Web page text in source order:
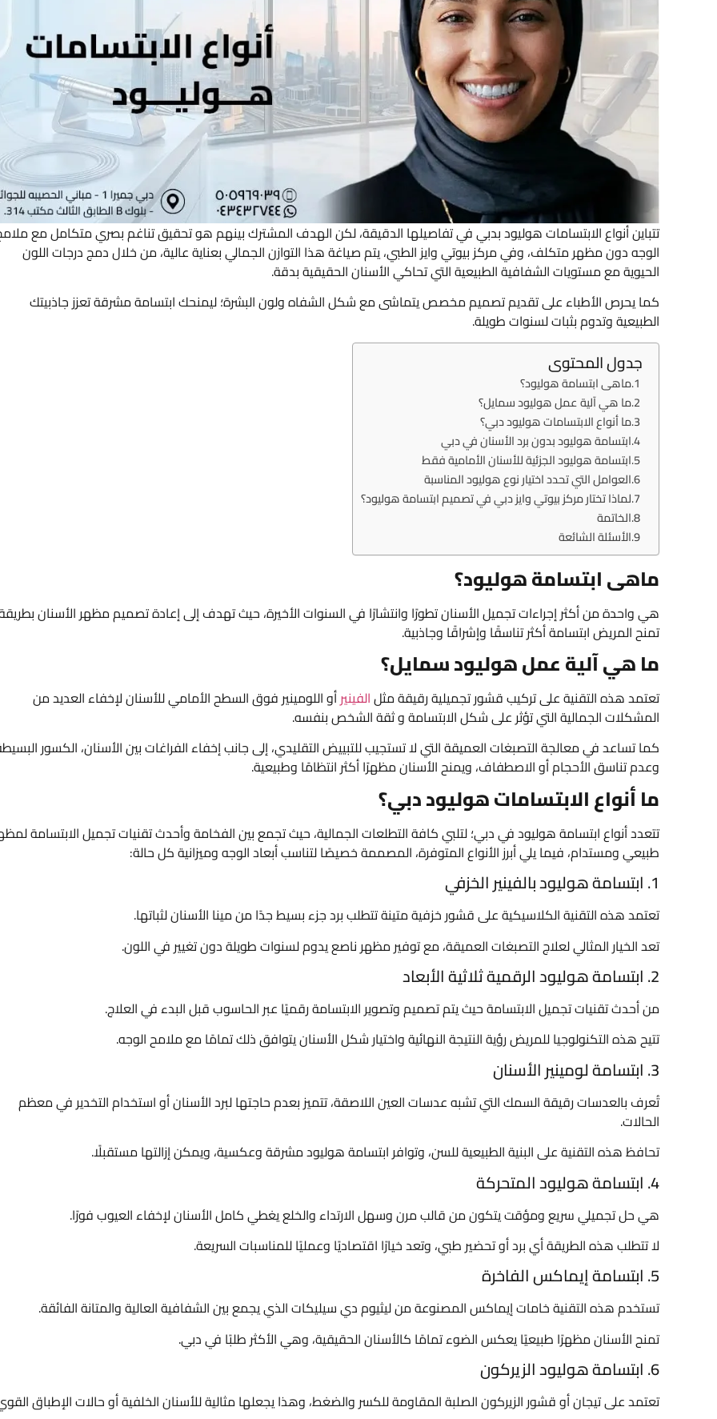
تتباين أنواع الابتسامات هوليود بدبي في تفاصيلها الدقيقة، لكن الهدف المشترك بينهم هو تحقيق تناغم بصري متكامل مع
الوجه دون مظهر متكلف، وفي مركز بيوتي وايز الطبي، يتم صياغة هذا التوازن الجمالي بعناية عالية، من خلال دمج درجات اللون
الحيوية مع مستويات الشفافية الطبيعية التي تحاكي الأسنان الحقيقية بدقة.
كما يحرص الأطباء على تقديم تصميم مخصص يتماشى مع شكل الشفاه ولون البشرة؛ ليمنحك ابتسامة مشرقة تعزز جاذبيتك
الطبيعية وتدوم بثبات لسنوات طويلة.
جدول المحتوى
ماهى ابتسامة هوليود؟
ما هي آلية عمل هوليود سمايل؟
ما أنواع الابتسامات هوليود دبي؟
ابتسامة هوليود بدون برد الأسنان في دبي
ابتسامة هوليود الجزئية للأسنان الأمامية فقط
العوامل التي تحدد اختيار نوع هوليود المناسبة
لماذا تختار مركز بيوتي وايز دبي في تصميم ابتسامة هوليود؟
الخاتمة
الأسئلة الشائعة
ماهى ابتسامة هوليود؟
هي واحدة من أكثر إجراءات تجميل الأسنان تطورًا وانتشارًا في السنوات الأخيرة، حيث تهدف إلى إعادة تصميم مظهر الأسنان
تمنح المريض ابتسامة أكثر تناسقًا وإشراقًا وجاذبية.
ما هي آلية عمل هوليود سمايل؟
تعتمد هذه التقنية على تركيب قشور تجميلية رقيقة مثلالفينيرأو اللومينير فوق السطح الأمامي للأسنان لإخفاء العديد من
المشكلات الجمالية التي تؤثر على شكل الابتسامة و ثقة الشخص بنفسه.
كما تساعد في معالجة التصبغات العميقة التي لا تستجيب للتبييض التقليدي، إلى جانب إخفاء الفراغات بين الأسنان، الكسور
وعدم تناسق الأحجام أو الاصطفاف، ويمنح الأسنان مظهرًا أكثر انتظامًا وطبيعية.
ما أنواع الابتسامات هوليود دبي؟
تتعدد أنواع ابتسامة هوليود في دبي؛ لتلبي كافة التطلعات الجمالية، حيث تجمع بين الفخامة وأحدث تقنيات تجميل الابتسامة
طبيعي ومستدام، فيما يلي أبرز الأنواع المتوفرة، المصممة خصيصًا لتناسب أبعاد الوجه وميزانية كل حالة:
1. ابتسامة هوليود بالفينير الخزفي
تعتمد هذه التقنية الكلاسيكية على قشور خزفية متينة تتطلب برد جزء بسيط جدًا من مينا الأسنان لثباتها.
تعد الخيار المثالي لعلاج التصبغات العميقة، مع توفير مظهر ناصع يدوم لسنوات طويلة دون تغيير في اللون.
2. ابتسامة هوليود الرقمية ثلاثية الأبعاد
من أحدث تقنيات تجميل الابتسامة حيث يتم تصميم وتصوير الابتسامة رقميًا عبر الحاسوب قبل البدء في العلاج.
تتيح هذه التكنولوجيا للمريض رؤية النتيجة النهائية واختيار شكل الأسنان يتوافق ذلك تمامًا مع ملامح الوجه.
3. ابتسامة لومينير الأسنان
تُعرف بالعدسات رقيقة السمك التي تشبه عدسات العين اللاصقة، تتميز بعدم حاجتها لبرد الأسنان أو استخدام التخدير في معظم
الحالات.
تحافظ هذه التقنية على البنية الطبيعية للسن، وتوافر ابتسامة هوليود مشرقة وعكسية، ويمكن إزالتها مستقبلًا.
4. ابتسامة هوليود المتحركة
هي حل تجميلي سريع ومؤقت يتكون من قالب مرن وسهل الارتداء والخلع يغطي كامل الأسنان لإخفاء العيوب فورًا.
لا تتطلب هذه الطريقة أي برد أو تحضير طبي، وتعد خيارًا اقتصاديًا وعمليًا للمناسبات السريعة.
5. ابتسامة إيماكس الفاخرة
تستخدم هذه التقنية خامات إيماكس المصنوعة من ليثيوم دي سيليكات الذي يجمع بين الشفافية العالية والمتانة الفائقة.
تمنح الأسنان مظهرًا طبيعيًا يعكس الضوء تمامًا كالأسنان الحقيقية، وهي الأكثر طلبًا في دبي.
6. ابتسامة هوليود الزيركون
تعتمد على تيجان أو قشور الزيركون الصلبة المقاومة للكسر والضغط، وهذا يجعلها مثالية للأسنان الخلفية أو حالات الإطباق